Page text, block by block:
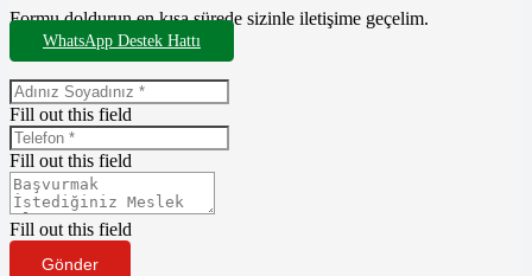
Formu doldurun en kısa sürede sizinle iletişime geçelim.
WhatsApp Destek Hattı
Fill out this field
Fill out this field
Fill out this field
Gönder